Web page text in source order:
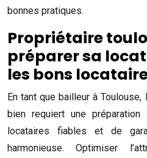
bonnes pratiques.
Propriétaire
préparer sa
les bons
En tant que bailleur à
bien requiert une préparation
locataires fiables et de
harmonieuse. Optimiser